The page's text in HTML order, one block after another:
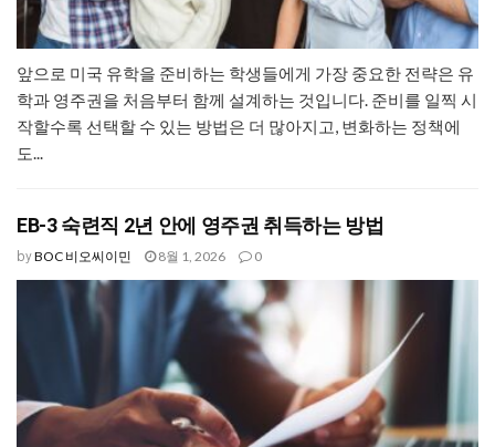
앞으로 미국 유학을 준비하는 학생들에게 가장 중요한 전략은 유
학과 영주권을 처음부터 함께 설계하는 것입니다. 준비를 일찍 시
작할수록 선택할 수 있는 방법은 더 많아지고, 변화하는 정책에
도...
EB-3 숙련직 2년 안에 영주권 취득하는 방법
byBOC 비오씨이민 8월 1, 2026 0